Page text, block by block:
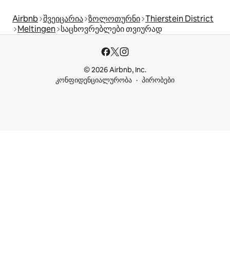
Airbnb შვეიცარია ზოლოთურნი Thierstein District
Meltingen საცხოვრებლები თვიურად
© 2026 Airbnb, Inc.
კონფიდენციალურობა
პირობები